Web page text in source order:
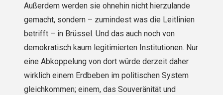
Außerdem werden sie ohnehin nicht hierzulande
gemacht, sondern – zumindest was die Leitlinien
betrifft – in Brüssel. Und das auch noch von
demokratisch kaum legitimierten Institutionen. Nur
eine Abkoppelung von dort würde derzeit daher
wirklich einem Erdbeben im politischen System
gleichkommen; einem, das Souveränität und